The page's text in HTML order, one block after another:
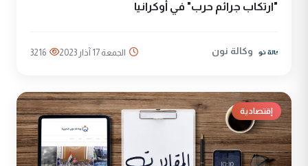
"ارتكاب جرائم حرب" في أوكرانيا
وكالة نون الجمعة 17 آذار 2023 3216
إقتصادية